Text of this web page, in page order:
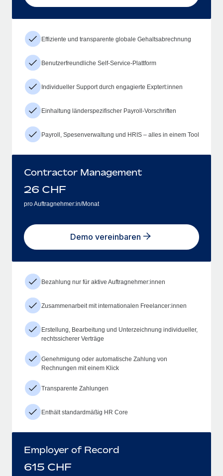
Effiziente und transparente globale Gehaltsabrechnung
Benutzerfreundliche Self-Service-Plattform
Individueller Support durch engagierte Exptert:innen
Einhaltung länderspezifischer Payroll-Vorschriften
Payroll, Spesenverwaltung und HRIS – alles in einem Tool
Contractor Management
26 CHF
pro Auftragnehmer:in/Monat
Demo vereinbaren
Bezahlung nur für aktive Auftragnehmer:innen
Zusammenarbeit mit internationalen Freelancer:innen
Erstellung, Bearbeitung und Unterzeichnung individueller,
rechtssicherer Verträge
Genehmigung oder automatische Zahlung von
Rechnungen mit einem Klick
Transparente Zahlungen
Enthält standardmäßig HR Core
Employer of Record
615 CHF